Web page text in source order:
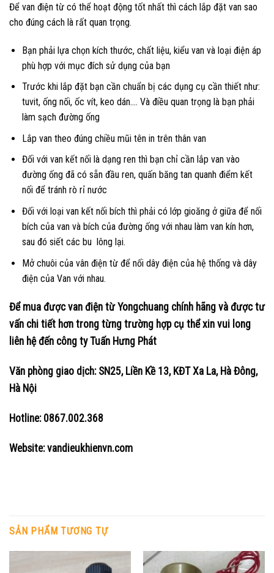
Để van điện từ có thể hoạt động tốt nhất thì cách lắp đặt van sao
cho đúng cách là rất quan trọng.
Bạn phải lựa chọn kích thước, chất liệu, kiểu van và loại điện áp
phù hợp với mục đích sử dụng của bạn
Trước khi lắp đặt bạn cần chuẩn bị các dụng cụ cần thiết như:
tuvit, ống nối, ốc vít, keo dán…. Và điều quan trọng là bạn phải
làm sạch đường ống
Lắp van theo đúng chiều mũi tên in trên thân van
Đối với van kết nối là dạng ren thì bạn chỉ cần lắp van vào
đường ống đã có sẵn đầu ren, quấn băng tan quanh điểm kết
nối để tránh rò rỉ nước
Đối với loại van kết nối bích thì phải có lớp gioăng ở giữa để nối
bích của van và bích của đường ống với nhau làm van kín hơn,
sau đó siết các bu lông lại.
Mở chuôi của vân điện từ để nối dây điện của hệ thống và dây
điện của Van với nhau.
Để mua được van điện từ Yongchuang chính hãng và được tư
vấn chi tiết hơn trong từng trường hợp cụ thể xin vui long
liên hệ đến công ty Tuấn Hưng Phát
Văn phòng giao dịch: SN25, Liền Kề 13, KĐT Xa La, Hà Đông,
Hà Nội
Hotline: 0867.002.368
Website: vandieukhienvn.com
SẢN PHẨM TƯƠNG TỰ